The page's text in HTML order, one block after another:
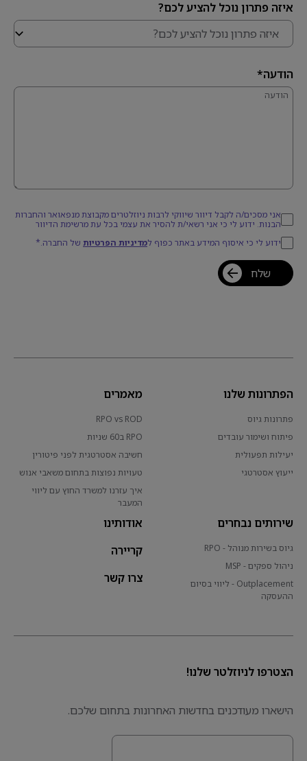
איזה פתרון נוכל להציע לכם?
איזה פתרון נוכל להציע לכם?
הודעה*
אני מסכים/ה לקבל דיוור שיווקי לרבות ניוזלטרים מקבוצת מנפאואר והחברות
הבנות. ידוע לי כי אני רשאי/ת להסיר את עצמי בכל עת מרשימת הדיוור
ידוע לי כי איסוף המידע באתר כפוף למדיניות הפרטיות של החברה.*
שלח
הפתרונות שלנו
פתרונות גיוס
פיתוח ושימור עובדים
יעילות תפעולית
ייעוץ אסטרטגי
מאמרים
RPO vs ROD
RPO ב60 שניות
חשיבה אסטרטגית לפני פיטורין
טעויות נפוצות בתחום משאבי אנוש
איך עזרנו למשרד החוץ עם ליווי
המעבר
שירותים נבחרים
גיוס בשירות מנוהל - RPO
ניהול ספקים - MSP
Outplacement - ליווי בסיום
ההעסקה
אודותינו
קריירה
צרו קשר
הצטרפו לניוזלטר שלנו!
הישארו מעודכנים בחדשות האחרונות בתחום שלכם.
דוא׳׳ל